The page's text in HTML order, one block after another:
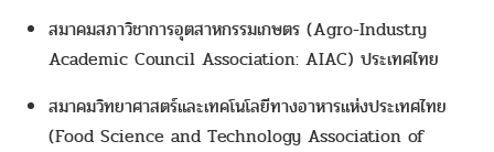
สมาคมสภาวิชาการอุตสาหกรรมเกษตร (Agro-Industry
Academic Council Association: AIAC) ประเทศไทย
สมาคมวิทยาศาสตร์และเทคโนโลยีทางอาหารแห่งประเทศไทย
(Food Science and Technology Association of